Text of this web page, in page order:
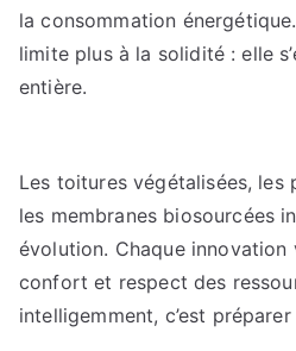
la consommation
limite plus à la solidité : elle
entière.
Les toitures végétalisées, les
les membranes biosourcées
évolution. Chaque innovation
confort et respect des
intelligemment, c’est préparer